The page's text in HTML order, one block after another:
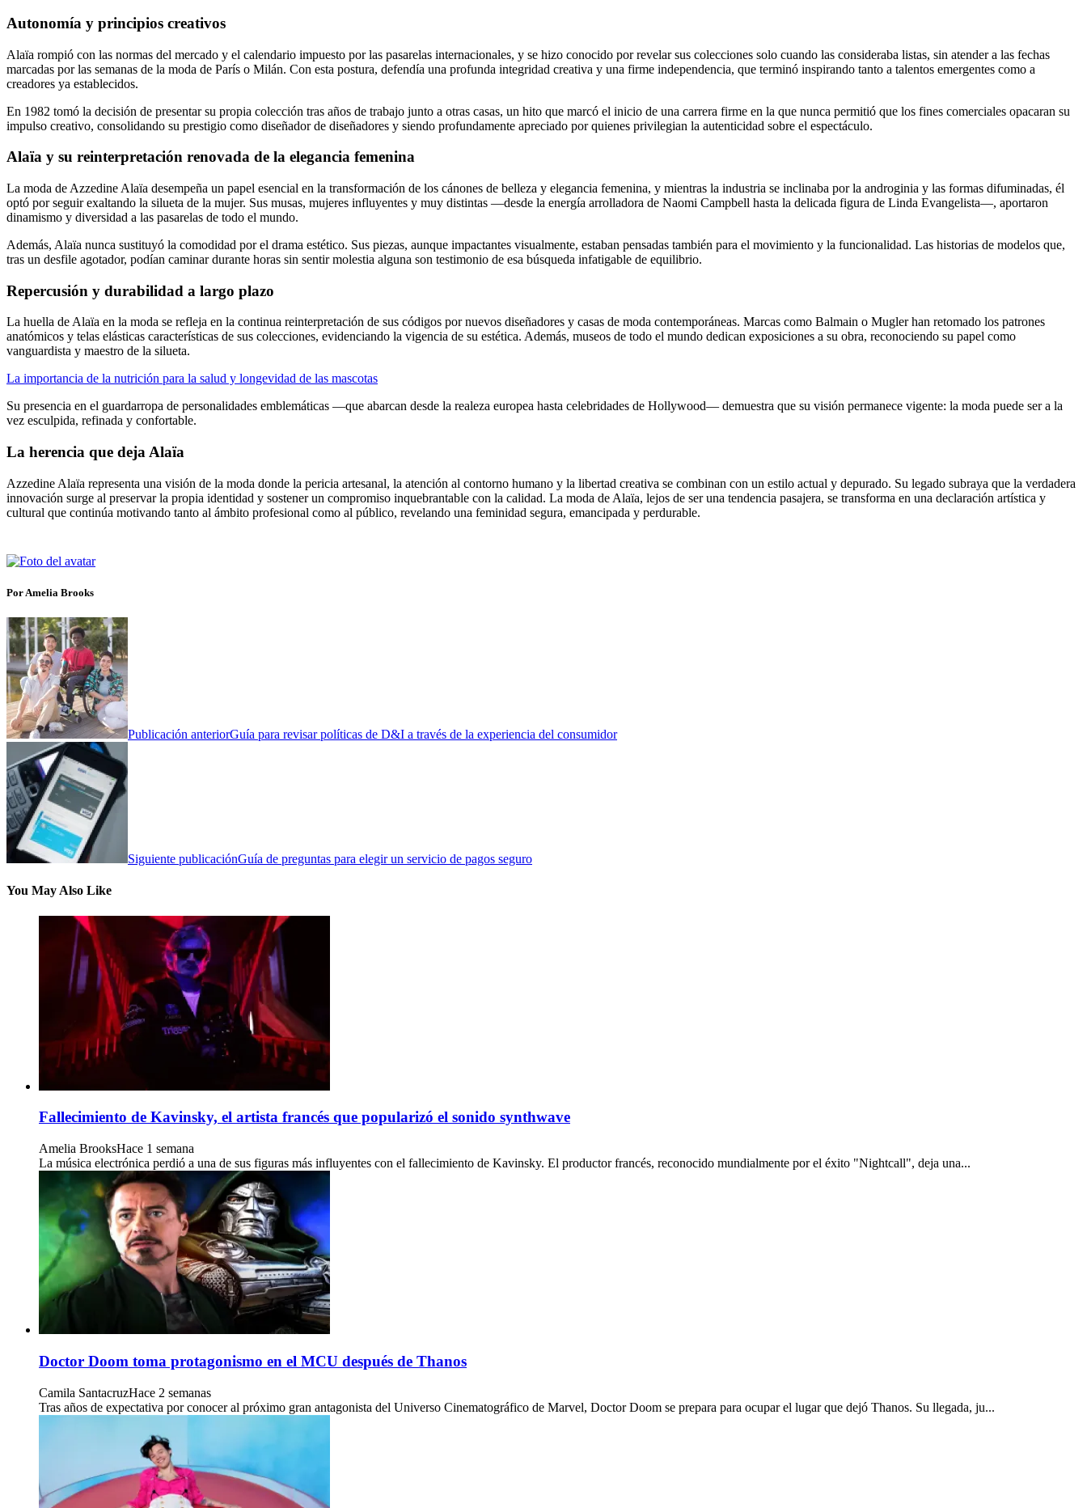
Autonomía y principios creativos
Alaïa rompió con las normas del mercado y el calendario impuesto por las pasarelas internacionales, y se hizo conocido por revelar sus colecciones solo cuando las consideraba listas, sin atender a las fechas
marcadas por las semanas de la moda de París o Milán. Con esta postura, defendía una profunda integridad creativa y una firme independencia, que terminó inspirando tanto a talentos emergentes como a
creadores ya establecidos.
En 1982 tomó la decisión de presentar su propia colección tras años de trabajo junto a otras casas, un hito que marcó el inicio de una carrera firme en la que nunca permitió que los fines comerciales opacaran su
impulso creativo, consolidando su prestigio como diseñador de diseñadores y siendo profundamente apreciado por quienes privilegian la autenticidad sobre el espectáculo.
Alaïa y su reinterpretación renovada de la elegancia femenina
La moda de Azzedine Alaïa desempeña un papel esencial en la transformación de los cánones de belleza y elegancia femenina, y mientras la industria se inclinaba por la androginia y las formas difuminadas, él
optó por seguir exaltando la silueta de la mujer. Sus musas, mujeres influyentes y muy distintas —desde la energía arrolladora de Naomi Campbell hasta la delicada figura de Linda Evangelista—, aportaron
dinamismo y diversidad a las pasarelas de todo el mundo.
Además, Alaïa nunca sustituyó la comodidad por el drama estético. Sus piezas, aunque impactantes visualmente, estaban pensadas también para el movimiento y la funcionalidad. Las historias de modelos que,
tras un desfile agotador, podían caminar durante horas sin sentir molestia alguna son testimonio de esa búsqueda infatigable de equilibrio.
Repercusión y durabilidad a largo plazo
La huella de Alaïa en la moda se refleja en la continua reinterpretación de sus códigos por nuevos diseñadores y casas de moda contemporáneas. Marcas como Balmain o Mugler han retomado los patrones
anatómicos y telas elásticas características de sus colecciones, evidenciando la vigencia de su estética. Además, museos de todo el mundo dedican exposiciones a su obra, reconociendo su papel como
vanguardista y maestro de la silueta.
La importancia de la nutrición para la salud y longevidad de las mascotas
Su presencia en el guardarropa de personalidades emblemáticas —que abarcan desde la realeza europea hasta celebridades de Hollywood— demuestra que su visión permanece vigente: la moda puede ser a la
vez esculpida, refinada y confortable.
La herencia que deja Alaïa
Azzedine Alaïa representa una visión de la moda donde la pericia artesanal, la atención al contorno humano y la libertad creativa se combinan con un estilo actual y depurado. Su legado subraya que la verdadera
innovación surge al preservar la propia identidad y sostener un compromiso inquebrantable con la calidad. La moda de Alaïa, lejos de ser una tendencia pasajera, se transforma en una declaración artística y
cultural que continúa motivando tanto al ámbito profesional como al público, revelando una feminidad segura, emancipada y perdurable.
Por Amelia Brooks
Publicación anteriorGuía para revisar políticas de D&I a través de la experiencia del consumidor
Siguiente publicaciónGuía de preguntas para elegir un servicio de pagos seguro
You May Also Like
Fallecimiento de Kavinsky, el artista francés que popularizó el sonido synthwave
Amelia BrooksHace 1 semana
La música electrónica perdió a una de sus figuras más influyentes con el fallecimiento de Kavinsky. El productor francés, reconocido mundialmente por el éxito "Nightcall", deja una...
Doctor Doom toma protagonismo en el MCU después de Thanos
Camila SantacruzHace 2 semanas
Tras años de expectativa por conocer al próximo gran antagonista del Universo Cinematográfico de Marvel, Doctor Doom se prepara para ocupar el lugar que dejó Thanos. Su llegada, ju...